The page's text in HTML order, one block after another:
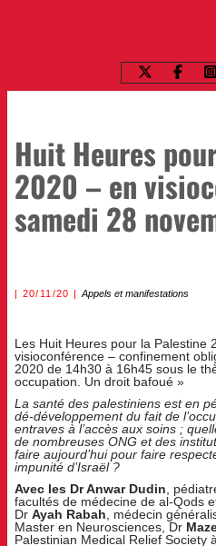
Huit Heures
2020 – en
samedi 28
20/11/20 Appels et manifestations
Les Huit Heures pour la Palestine
visioconférence – confinement
2020 de 14h30 à 16h45 sous le
occupation. Un droit bafoué »
La santé des palestiniens est en
dé-développement du fait de
entraves à l’accès aux soins ;
de nombreuses ONG et des
faire aujourd’hui pour faire
impunité d’Israël ?
Avec les Dr Anwar Dudin ,
facultés de médecine de al-Qods
Dr Ayah Rabah , médecin
Master en Neurosciences, Dr
Palestinian Medical Relief Society